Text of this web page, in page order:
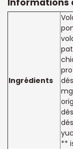
Informations
Ingrédients
**